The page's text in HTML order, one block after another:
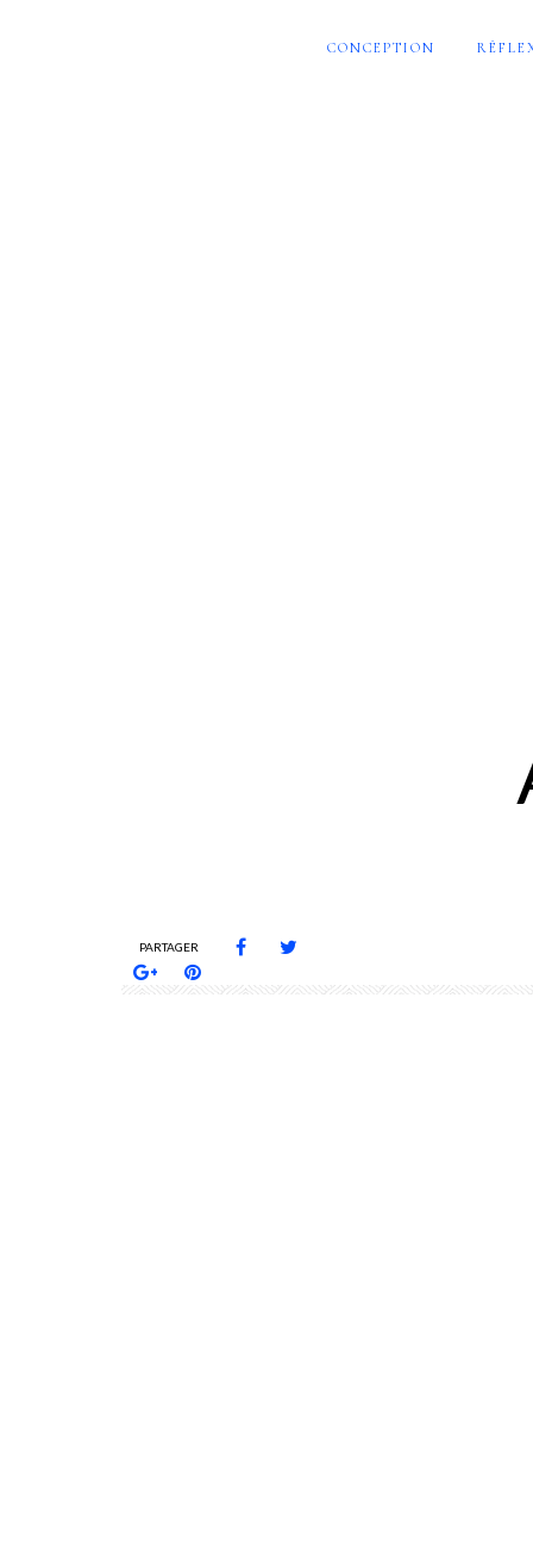
CONCEPTION
PARTAGER